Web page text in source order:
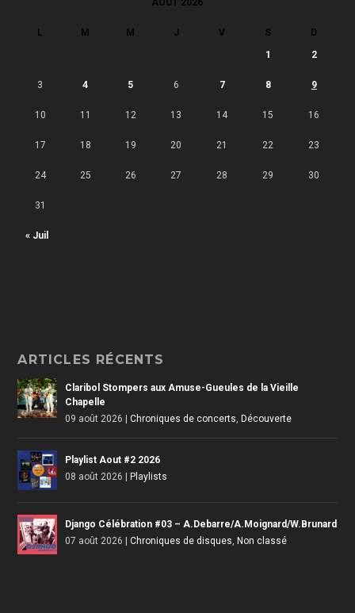
L M M J V S D
« Juil
1 2
3 4 5 6 7 8 9
10 11 12 13 14 15 16
17 18 19 20 21 22 23
24 25 26 27 28 29 30
31
ARTICLES RÉCENTS
Claribol Stompers aux Amuse-Gueules de la Vieille
Chapelle
09 août 2026 |Chroniques de concerts ,Découverte
Playlist Aout #2 2026
08 août 2026 |Playlists
Django Célébration #03 – A.Debarre/A.Moignard/W.Brunard
07 août 2026 |Chroniques de disques ,Non classé